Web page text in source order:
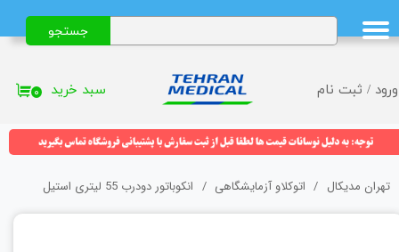
ورود / ثبت نام
حساب کاربری من
تغییر گذر واژه
خروج از حساب کاربری
جستجو
۰ سبد خرید
تهران مدیکال اتوکلاو آزمایشگاهی انکوباتور دودرب 55 لیتری استیل